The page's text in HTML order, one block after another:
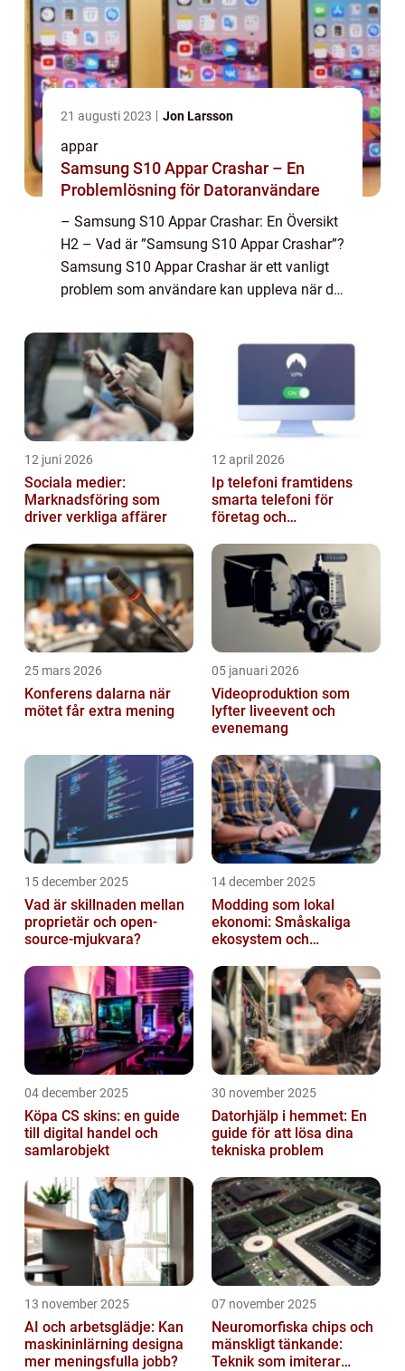
21 augusti 2023 Jon Larsson
appar
Samsung S10 Appar Crashar – En
Problemlösning för Datoranvändare
– Samsung S10 Appar Crashar: En Översikt
H2 – Vad är ”Samsung S10 Appar Crashar”?
Samsung S10 Appar Crashar är ett vanligt
problem som användare kan uppleva när de
telefoner. Det innebär att ...
12 juni 2026
Sociala medier:
Marknadsföring som
driver verkliga affärer
12 april 2026
Ip telefoni framtidens
smarta telefoni för
företag och
25 mars 2026
Konferens dalarna när
mötet får extra mening
05 januari 2026
Videoproduktion som
lyfter liveevent och
evenemang
15 december 2025
Vad är skillnaden mellan
proprietär och open-
source-mjukvara?
14 december 2025
Modding som lokal
ekonomi: Småskaliga
ekosystem och
04 december 2025
Köpa CS skins: en guide
till digital handel och
samlarobjekt
30 november 2025
Datorhjälp i hemmet: En
guide för att lösa dina
tekniska problem
13 november 2025
AI och arbetsglädje: Kan
maskininlärning designa
mer meningsfulla jobb?
07 november 2025
Neuromorfiska chips och
mänskligt tänkande:
Teknik som imiterar